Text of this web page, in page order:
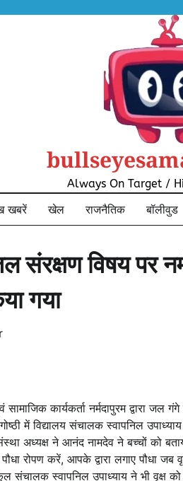
Always On Target /
खबरें खेल राजनैतिक बॉलीवुड
विषय पर
गया
कार्यकर्ता नर्मदापुरम द्वारा जल
में विद्यालय संचालक स्वापनिल
संस्था अध्यक्ष ने आनंद नामदेव ने बच्चों
रोपण करें, आपके द्वारा लगाए पौधा
स्वापनिल उपाध्याय ने भी वृक्ष